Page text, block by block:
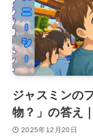
ジャスミンの
物？」の答え
2025年12月20日